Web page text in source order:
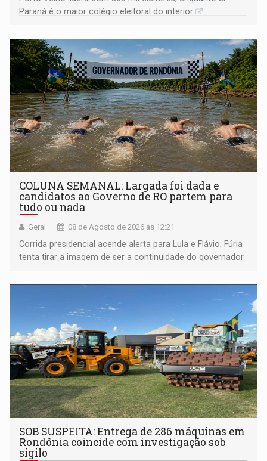
Paraná é o maior colégio eleitoral do interior
COLUNA SEMANAL: Largada foi dada e
candidatos ao Governo de RO partem para
tudo ou nada
Geral 08 de Agosto de 2026 às 12:21
Corrida presidencial acende alerta para Lula e Flávio; Fúria
tenta tirar a imagem de ser a continuidade do governador
não ter entrado no modo eleição; ABAV faz evento em
SOB SUSPEITA: Entrega de 286 máquinas em
Rondônia coincide com investigação sob
sigilo